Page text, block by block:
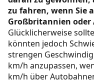
zu fahren, wenn Sie
Großbritannien
Glücklicherweise
könnten jedoch
strengen
km/h anzupassen,
km/h über